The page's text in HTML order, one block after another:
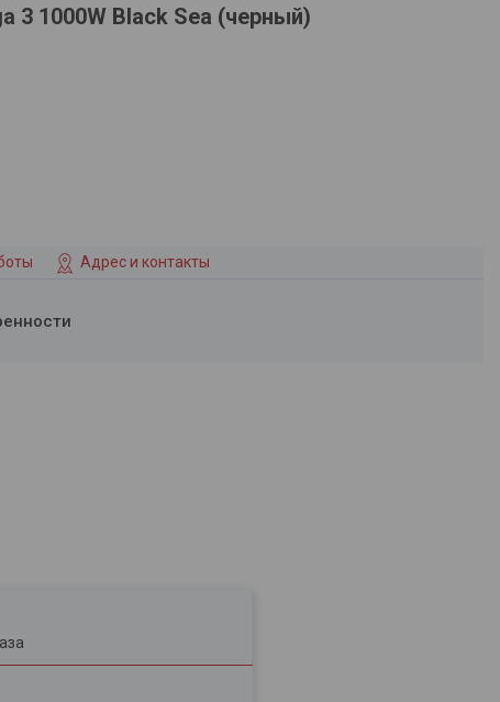
3 1000W Black Sea (черный)
Адрес и контакты